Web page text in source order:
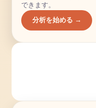
できます。
分析を始める →